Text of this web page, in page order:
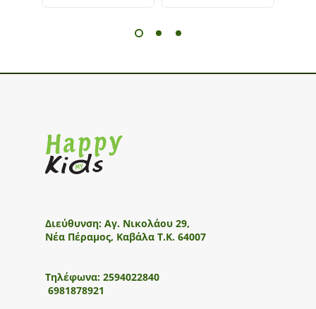
Διεύθυνση: Αγ. Νικολάου 29,
Νέα Πέραμος, Καβάλα Τ.Κ. 64007
Τηλέφωνα: 2594022840
6981878921